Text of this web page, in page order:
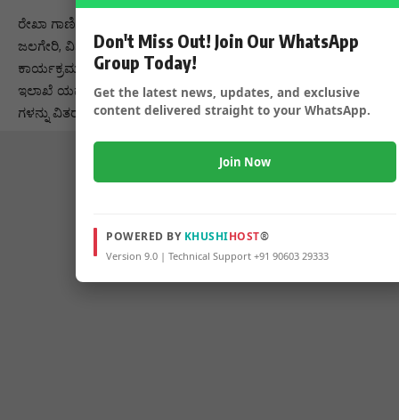
ರೇಖಾ ಗಾಣಿಗೇರ ಶೋಭಾ ಮಲಗುಂದ ನಬೀಸಾಬ ನದಾಫ್ ಮಂಜುನಾಥ
ಜಲಗೇರಿ, ವಿಶ್ವನಾಥ ನಂದಿಕೊಪ್ಪ ಸೇರಿದಂತೆ ಹಲವರು ಈ ಒಂದು
ಕಾರ್ಯಕ್ರಮದಲ್ಲಿ ಪಾಲ್ಗೊಂಡಿದ್ದಾರೆ. ಇವರೊಂದಿಗೆ ಆರೋಗ್ಯ ಮತ್ತು ಪೊಲೀಸ್
ಇಲಾಖೆ ಯವರು ಕೂಡಾ ಸಾಥ್ ನೀಡಿದ್ದಾರೆ ಇವರ ಸಹಕಾರದೊಂದಿಗೆ ಮಾಸ್ಕ್
ಗಳನ್ನು ವಿತರಣೆ ಮಾಡಲಾಯಿತು.
Don't Miss Out! Join Our WhatsApp
Group Today!
Get the latest news, updates, and exclusive
content delivered straight to your WhatsApp.
Join Now
POWERED BY KHUSHIHOST®
Version 9.0 | Technical Support +91 90603 29333